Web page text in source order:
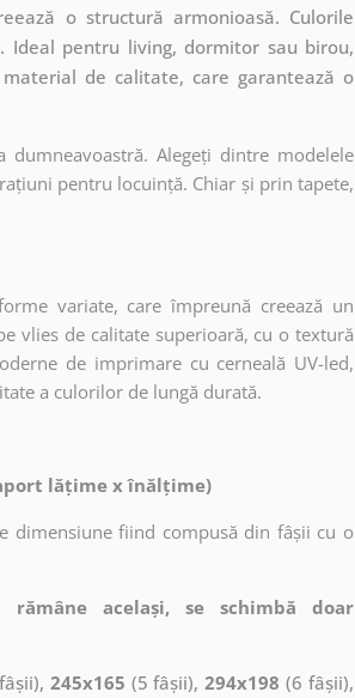
o structură armonioasă. Culorile
pentru living, dormitor sau birou,
de calitate, care garantează o
Alegeți dintre modelele
pentru locuință. Chiar și prin tapete,
variate, care împreună creează un
vlies de calitate superioară, cu o textură
de imprimare cu cerneală UV-led,
a culorilor de lungă durată.
lățime x înălțime)
dimensiune fiind compusă din fâșii cu o
același, se schimbă doar
245x165 (5 fâșii),294x198 (6 fâșii),